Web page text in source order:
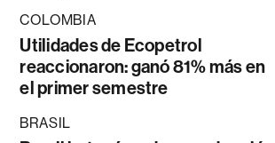
COLOMBIA
Utilidades de Ecopetrol
reaccionaron: ganó 81% más en
el primer semestre
BRASIL